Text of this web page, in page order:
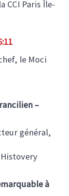
CCI Paris Île-
le Moci​
–
général,
à